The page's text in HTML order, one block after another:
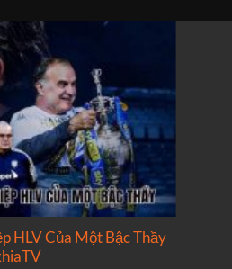
HLV Của Một Bậc Thầy